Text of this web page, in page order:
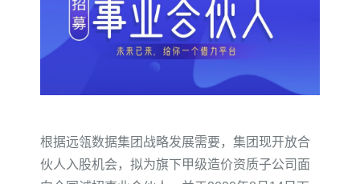
根据远瓴数据集团战略发展需要，集团现开放合
伙人入股机会，拟为旗下甲级造价资质子公司面